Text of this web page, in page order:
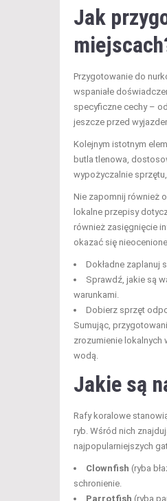
Jak
Przygotowanie do
wspaniałe
specyficzne cechy –
jeszcze przed
Kolejnym istotnym
butla tlenowa,
wypożyczalnie
Nie zapomnij również o
lokalne przepisy
również zasięgnięcie
okazać się nieocenione.
Dokładne zaplanuj
Sprawdź, jakie są
warunkami.
Dobierz sprzęt
Sumując,
zrozumienie lokalnych
wodą.
Jakie są
Rafy koralowe
ryb. Wśród nich
najpopularniejszych
Clownfish (ryba
schronienie.
Parrotfish (ryba